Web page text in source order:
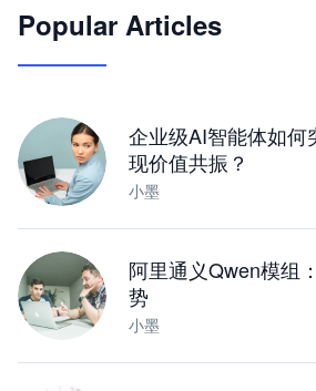
JimoClaw 桌面 AI Agent 工作台
Popular Articles
企业级AI智能体如何
现价值共振？
小墨
阿里通义Qwen模组
势
小墨